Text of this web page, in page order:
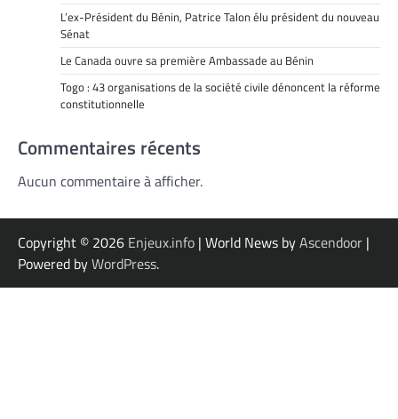
L’ex-Président du Bénin, Patrice Talon élu président du nouveau
Sénat
Le Canada ouvre sa première Ambassade au Bénin
Togo : 43 organisations de la société civile dénoncent la réforme
constitutionnelle
Commentaires récents
Aucun commentaire à afficher.
Copyright © 2026 Enjeux.info | World News byAscendoor |
Powered byWordPress.